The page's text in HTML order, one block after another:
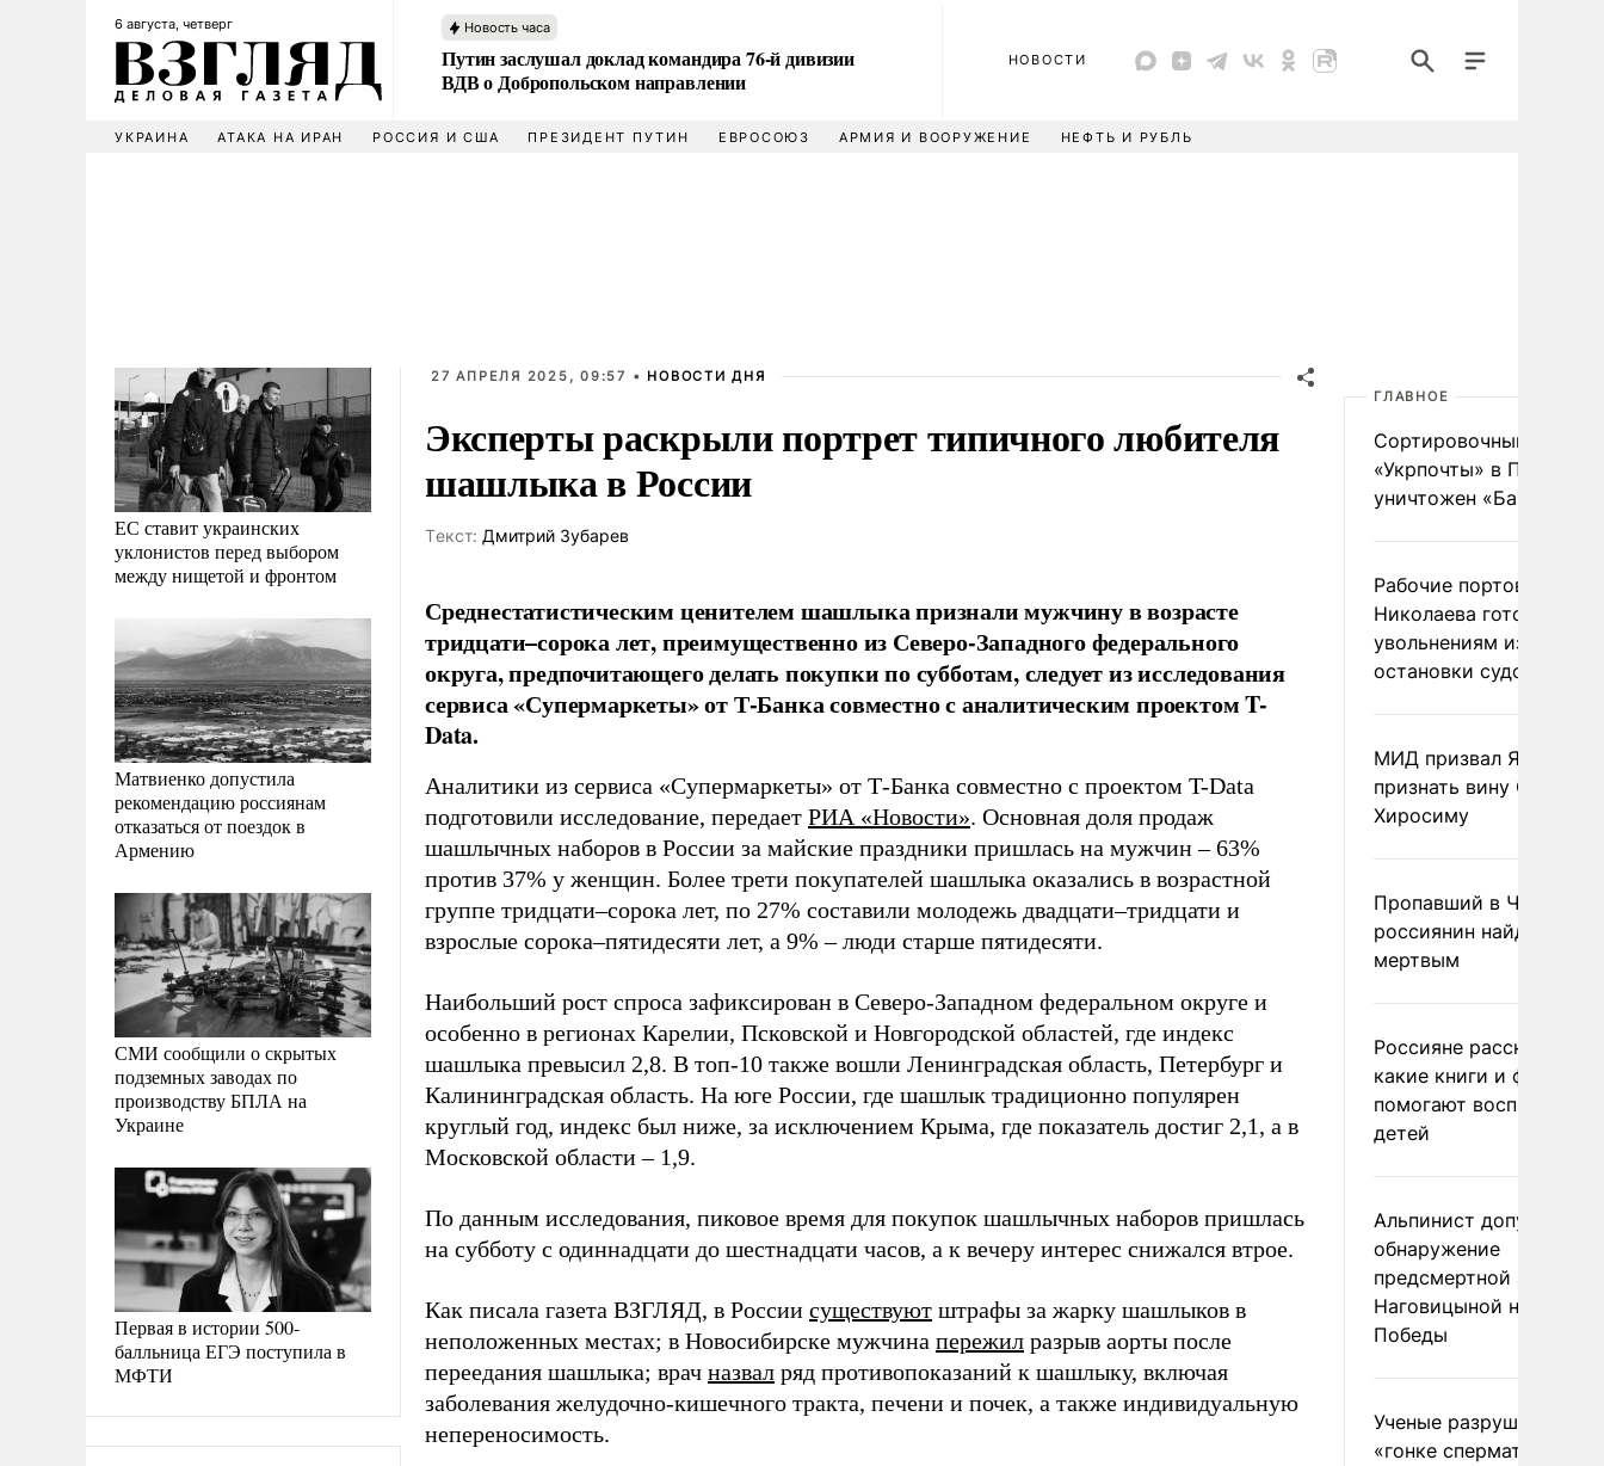
6 августа, четверг Новость часа
Путин заслушал доклад командира 76-й дивизии
ВДВ о Добропольском направлении
НОВОСТИ
УКРАИНА АТАКА НА ИРАН РОССИЯ И США ПРЕЗИДЕНТ ПУТИН ЕВРОСОЮЗ АРМИЯ И ВООРУЖЕНИЕ НЕФТЬ И РУБЛЬ
ЕС ставит украинских
уклонистов перед выбором
между нищетой и фронтом
Матвиенко допустила
рекомендацию россиянам
отказаться от поездок в
Армению
СМИ сообщили о скрытых
подземных заводах по
производству БПЛА на
Украине
Первая в истории 500-
балльница ЕГЭ поступила в
МФТИ
27 АПРЕЛЯ 2025, 09:57 • НОВОСТИ ДНЯ
Эксперты раскрыли портрет типичного любителя
шашлыка в России
Tекст: Дмитрий Зубарев
Среднестатистическим ценителем шашлыка признали мужчину в возрасте
тридцати–сорока лет, преимущественно из Северо-Западного федерального
округа, предпочитающего делать покупки по субботам, следует из исследования
сервиса «Супермаркеты» от Т-Банка совместно с аналитическим проектом T-
Data.
Аналитики из сервиса «Супермаркеты» от Т-Банка совместно с проектом T-Data
подготовили исследование, передает РИА «Новости». Основная доля продаж
шашлычных наборов в России за майские праздники пришлась на мужчин – 63%
против 37% у женщин. Более трети покупателей шашлыка оказались в возрастной
группе тридцати–сорока лет, по 27% составили молодежь двадцати–тридцати и
взрослые сорока–пятидесяти лет, а 9% – люди старше пятидесяти.
Наибольший рост спроса зафиксирован в Северо-Западном федеральном округе и
особенно в регионах Карелии, Псковской и Новгородской областей, где индекс
шашлыка превысил 2,8. В топ-10 также вошли Ленинградская область, Петербург и
Калининградская область. На юге России, где шашлык традиционно популярен
круглый год, индекс был ниже, за исключением Крыма, где показатель достиг 2,1, а в
Московской области – 1,9.
По данным исследования, пиковое время для покупок шашлычных наборов пришлась
на субботу с одиннадцати до шестнадцати часов, а к вечеру интерес снижался втрое.
Как писала газета ВЗГЛЯД, в России существуют штрафы за жарку шашлыков в
неположенных местах; в Новосибирске мужчина пережил разрыв аорты после
переедания шашлыка; врач назвал ряд противопоказаний к шашлыку, включая
заболевания желудочно-кишечного тракта, печени и почек, а также индивидуальную
непереносимость.
ГЛАВНОЕ
Сортировочный пункт
«Укрпочты» в
уничтожен
Рабочие портов
Николаева готовятся к
увольнениям из-за
остановки судоходства
МИД призвал Японию
признать вину США за
Хиросиму
Пропавший в
россиянин найден
мертвым
Россияне рассказали,
какие книги и фильмы
помогают воспитывать
детей
Альпинист допустил
обнаружение
предсмертной записки
Наговицыной на пике
Победы
Ученые разрушили миф
«гонке